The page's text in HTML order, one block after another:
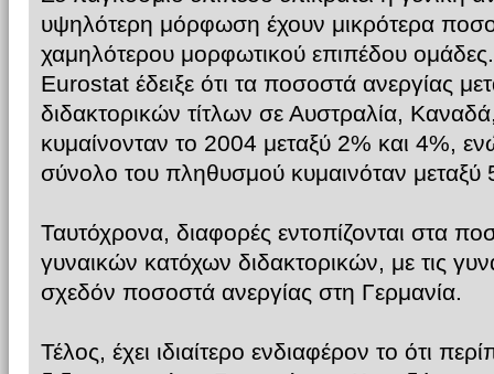
υψηλότερη μόρφωση έχουν μικρότερα
χαμηλότερου μορφωτικού επιπέδου
Eurostat έδειξε ότι τα ποσοστά ανεργίας
διδακτορικών τίτλων σε Αυστραλία,
κυμαίνονταν το 2004 μεταξύ 2% και 4%,
σύνολο του πληθυσμού κυμαινόταν μεταξύ
Ταυτόχρονα, διαφορές εντοπίζονται στα
γυναικών κατόχων διδακτορικών, με τις
σχεδόν ποσοστά ανεργίας στη Γερμανία.
Τέλος, έχει ιδιαίτερο ενδιαφέρον το ότι